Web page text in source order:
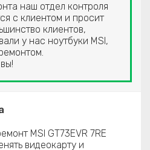
наш отдел контроля
с клиентом и просит
клиентов,
у нас ноутбуки MSI,
MSI GT73EVR 7RE
видеокарту и